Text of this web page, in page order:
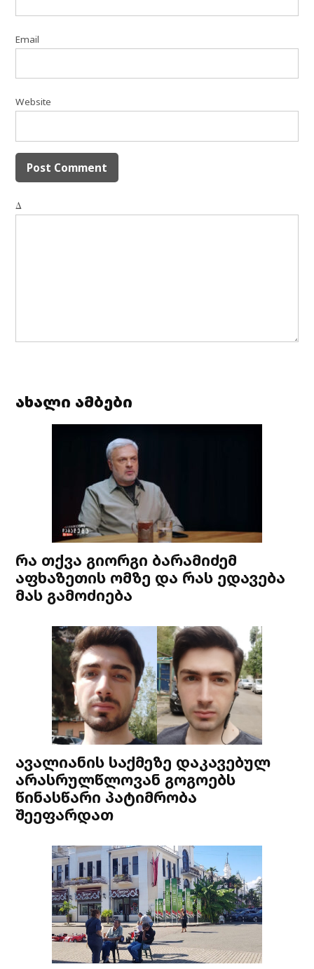
Email
Website
Δ
ახალი ამბები
რა თქვა გიორგი ბარამიძემ
აფხაზეთის ომზე და რას ედავება
მას გამოძიება
ავალიანის საქმეზე დაკავებულ
არასრულწლოვან გოგოებს
წინასწარი პატიმრობა
შეეფარდათ